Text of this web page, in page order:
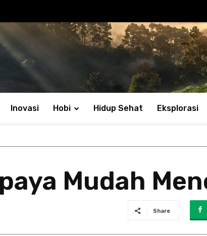
Inovasi Hobi Hidup Sehat Eksplorasi
Mudah
Share